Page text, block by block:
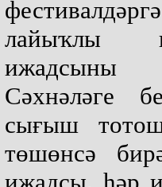
лайыҡлы
ижадсыны
Сәхнәләге
сығыш
төшөнсә